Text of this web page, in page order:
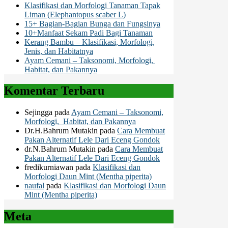
Klasifikasi dan Morfologi Tanaman Tapak
Liman (Elephantopus scaber L)
15+ Bagian-Bagian Bunga dan Fungsinya
10+Manfaat Sekam Padi Bagi Tanaman
Kerang Bambu – Klasifikasi, Morfologi,
Jenis, dan Habitatnya
Ayam Cemani – Taksonomi, Morfologi,
Habitat, dan Pakannya
Komentar Terbaru
Sejingga pada Ayam Cemani – Taksonomi,
Morfologi, Habitat, dan Pakannya
Dr.H.Bahrum Mutakin pada Cara Membuat
Pakan Alternatif Lele Dari Eceng Gondok
dr.N.Bahrum Mutakin pada Cara Membuat
Pakan Alternatif Lele Dari Eceng Gondok
fredikurniawan pada Klasifikasi dan
Morfologi Daun Mint (Mentha piperita)
naufal pada Klasifikasi dan Morfologi Daun
Mint (Mentha piperita)
Meta